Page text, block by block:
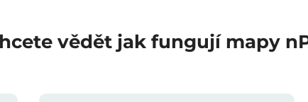
vědět jak fungují mapy